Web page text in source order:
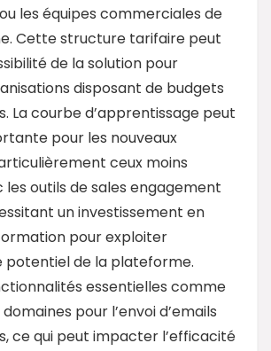
ou les équipes commerciales de
Cette structure tarifaire peut
de la solution pour
disposant de budgets
La courbe d’apprentissage peut
pour les nouveaux
ceux moins
les outils de sales engagement
un investissement en
pour exploiter
potentiel de la plateforme.
essentielles comme
pour l’envoi d’emails
ce qui peut impacter l’efficacité